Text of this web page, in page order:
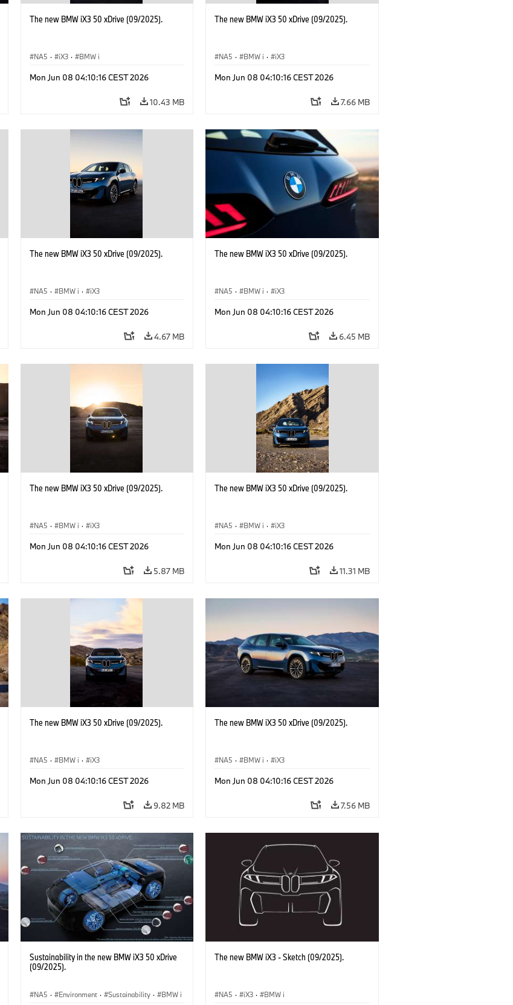
The new BMW iX3 50 xDrive (09/2025).
NA5 · iX3 · BMW i
Mon Jun 08 04:10:16 CEST 2026
10.43 MB
The new BMW iX3 50 xDrive (09/2025).
NA5 · BMW i · iX3
Mon Jun 08 04:10:16 CEST 2026
7.66 MB
The new BMW iX3 50 xDrive (09/2025).
NA5 · BMW i · iX3
Mon Jun 08 04:10:16 CEST 2026
4.67 MB
The new BMW iX3 50 xDrive (09/2025).
NA5 · BMW i · iX3
Mon Jun 08 04:10:16 CEST 2026
6.45 MB
The new BMW iX3 50 xDrive (09/2025).
NA5 · BMW i · iX3
Mon Jun 08 04:10:16 CEST 2026
5.87 MB
The new BMW iX3 50 xDrive (09/2025).
NA5 · BMW i · iX3
Mon Jun 08 04:10:16 CEST 2026
11.31 MB
The new BMW iX3 50 xDrive (09/2025).
NA5 · BMW i · iX3
Mon Jun 08 04:10:16 CEST 2026
9.82 MB
The new BMW iX3 50 xDrive (09/2025).
NA5 · BMW i · iX3
Mon Jun 08 04:10:16 CEST 2026
7.56 MB
Sustainability in the new BMW iX3 50 xDrive
(09/2025).
NA5 · Environment · Sustainability ·
BMW i
The new BMW iX3 - Sketch (09/2025).
NA5 · iX3 · BMW i